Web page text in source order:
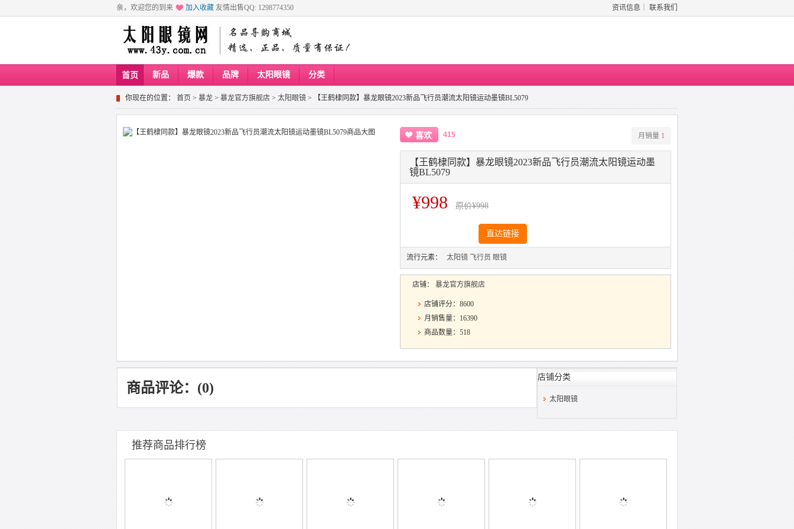
亲，欢迎您的到来 加入收藏 友情出售QQ: 1298774350 资讯信息 联系我们
首页 新品 爆款 品牌 太阳眼镜 分类
你现在的位置： 首页 > 暴龙 > 暴龙官方旗舰店 > 太阳眼镜 > 【王鹤棣同款】暴龙眼镜2023新品飞行员潮流太阳镜运动墨镜BL5079
喜欢 415 月销量 1
【王鹤棣同款】暴龙眼镜2023新品飞行员潮流太阳镜运动墨
镜BL5079
¥998 原价¥998
直达链接
流行元素： 太阳镜 飞行员 眼镜
店铺： 暴龙官方旗舰店
店铺评分：8600
月销售量：16390
商品数量：518
商品评论：(0)
店铺分类
太阳眼镜
推荐商品排行榜